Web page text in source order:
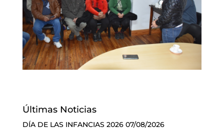
Últimas Noticias
DÍA DE LAS INFANCIAS 2026 07/08/2026